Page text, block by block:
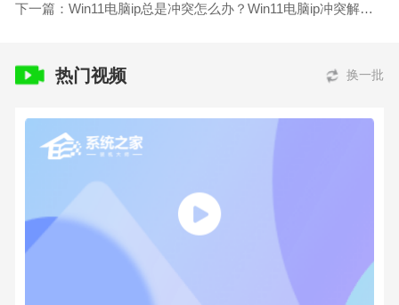
下一篇：Win11电脑ip总是冲突怎么办？Win11电脑ip冲突解决方法
热门视频 换一批